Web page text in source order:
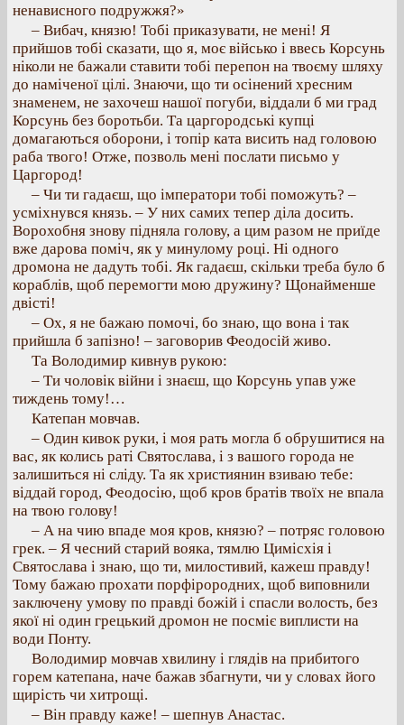
ненависного подружжя?»
– Вибач, князю! Тобі приказувати, не мені! Я
прийшов тобі сказати, що я, моє військо і ввесь Корсунь
ніколи не бажали ставити тобі перепон на твоєму шляху
до наміченої цілі. Знаючи, що ти осінений хресним
знаменем, не захочеш нашої погуби, віддали б ми град
Корсунь без боротьби. Та царгородські купці
домагаються оборони, і топір ката висить над головою
раба твого! Отже, позволь мені послати письмо у
Царгород!
– Чи ти гадаєш, що імператори тобі поможуть? –
усміхнувся князь. – У них самих тепер діла досить.
Ворохобня знову підняла голову, а цим разом не приїде
вже дарова поміч, як у минулому році. Ні одного
дромона не дадуть тобі. Як гадаєш, скільки треба було б
кораблів, щоб перемогти мою дружину? Щонайменше
двісті!
– Ох, я не бажаю помочі, бо знаю, що вона і так
прийшла б запізно! – заговорив Феодосій живо.
Та Володимир кивнув рукою:
– Ти чоловік війни і знаєш, що Корсунь упав уже
тиждень тому!…
Катепан мовчав.
– Один кивок руки, і моя рать могла б обрушитися на
вас, як колись раті Святослава, і з вашого города не
залишиться ні сліду. Та як християнин взиваю тебе:
віддай город, Феодосію, щоб кров братів твоїх не впала
на твою голову!
– А на чию впаде моя кров, князю? – потряс головою
грек. – Я чесний старий вояка, тямлю Цимісхія і
Святослава і знаю, що ти, милостивий, кажеш правду!
Тому бажаю прохати порфірородних, щоб виповнили
заключену умову по правді божій і спасли волость, без
якої ні один грецький дромон не посміє виплисти на
води Понту.
Володимир мовчав хвилину і глядів на прибитого
горем катепана, наче бажав збагнути, чи у словах його
щирість чи хитрощі.
– Він правду каже! – шепнув Анастас.